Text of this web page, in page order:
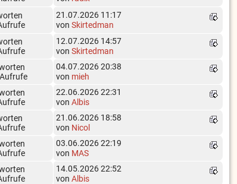
21.07.2026 11:17
vonSkirtedman
12.07.2026 14:57
vonSkirtedman
04.07.2026 20:38
von mieh
22.06.2026 22:31
vonAlbis
21.06.2026 18:58
von Nicol
03.06.2026 22:19
von MAS
14.05.2026 22:52
vonAlbis